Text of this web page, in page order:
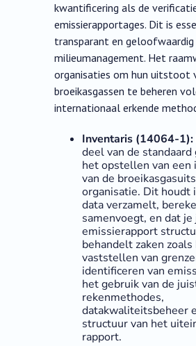
kwantificering als de
emissierapportages. Dit is
transparant en geloofwaardig
milieumanagement. Het
organisaties om hun uitstoot
broeikasgassen te beheren
internationaal erkende
Inventaris (14064-1):
deel van de standaard
het opstellen van een
van de
organisatie. Dit houdt
data verzamelt,
samenvoegt, en dat je
emissierapport
behandelt zaken
vaststellen van
identificeren van
het gebruik van de
rekenmethodes,
datakwaliteitsbeheer
structuur van het
rapport.